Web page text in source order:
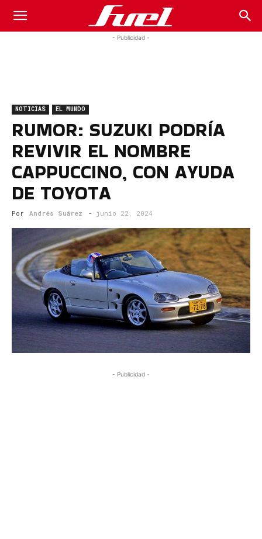
Fuel
Magazine
- Publicidad -
NOTICIAS EL MUNDO
RUMOR: SUZUKI PODRÍA
REVIVIR EL NOMBRE
CAPPUCCINO, CON AYUDA
DE TOYOTA
Por Andrés Suárez - junio 22, 2024
- Publicidad -